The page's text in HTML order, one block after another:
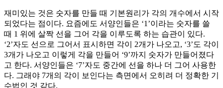
재미있는 것은 숫자를 만들 때 기본원리가 각의 개수에서 시작
되었다는 점이다. 요즘에도 서양인들은 ‘1’이라는 숫자를 쓸
때 1 위에 살짝 선을 그어 각을 이루도록 하는 습관이 있다.
‘2’자도 선으로 그어서 표시하면 각이 2개가 나오고, ‘3’도 각이
3개가 나오고 이렇게 각을 만들어 ‘9’까지 숫자가 만들어졌다
고 한다. 서양인들은 ‘7’자도 중간에 선을 하나 더 그어 사용한
다. 그래야 7개의 각이 보인다는 측면에서 오히려 더 정확한 기
수법인 것 같다.